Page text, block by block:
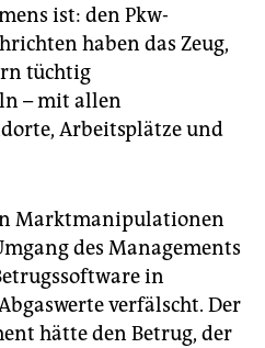
ist: den Pkw-
haben das Zeug,
tüchtig
– mit allen
Arbeitsplätze und
Marktmanipulationen
des Managements
in
verfälscht. Der
hätte den Betrug, der